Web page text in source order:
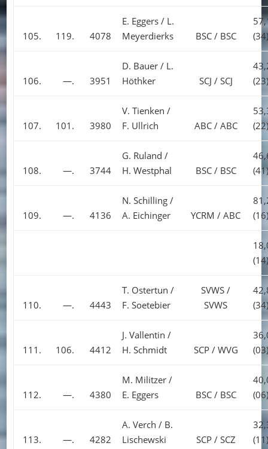
105. 119. 4078
E. Eggers / L.
Meyerdierks
BSC / BSC
(34)
106. —. 3951
D. Bauer / L.
Höthker
SCJ / SCJ
(23)
107. 101. 3980
V. Tienken /
F. Ullrich
ABC / ABC
(22)
108. —. 3744
G. Ruland /
H. Westphal
BSC / BSC
(41)
109. —. 4136
N. Schilling /
A. Eichinger
YCRM / ABC
(16)
(14)
110. —. 4443
T. Ostertun /
F. Soetebier
SVWS /
SVWS
(34)
111. 106. 4412
J. Vallentin /
H. Schmidt
SCP / WVG
(03)
112. —. 4380
M. Militzer /
E. Eggers
BSC / BSC
(06)
113. —. 4282
A. Verch / B.
Lischewski
SCP / SCZ
(11)